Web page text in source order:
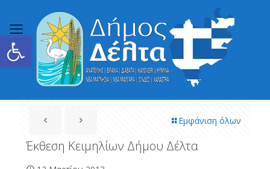
Ανοίξτε τη γραμμή εργαλείων
Εμφάνιση όλων
Έκθεση Κειμηλίων Δήμου Δέλτα